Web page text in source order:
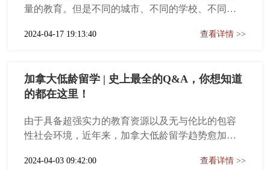
量的教育。但是不同的城市、不同的学校、不同的
学预算的多少。今天，我们要给大家分析加拿大留
2024-04-17 19:13:40 查看详情 >>
加拿大低龄留学 | 史上最全的Q&A，你想知道
的都在这里！
由于具备超强实力的教育资源以及无与伦比的包容
性社会环境，近年来，加拿大低龄留学趋势愈加明
尽早适应国际化的文化和环境，让孩子走出国门开
2024-04-03 09:42:00 查看详情 >>